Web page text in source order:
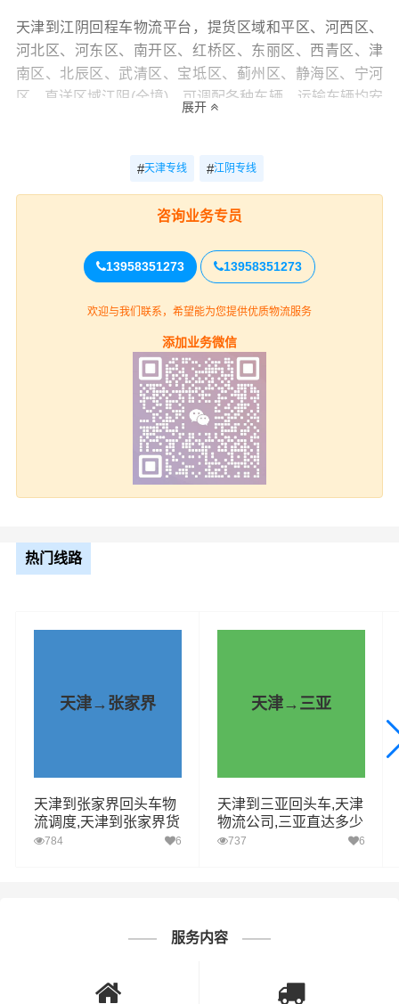
天津到江阴回程车物流平台，提货区域和平区、河西区、
河北区、河东区、南开区、红桥区、东丽区、西青区、津
南区、北辰区、武清区、宝坻区、蓟州区、静海区、宁河
区，直送区域江阴(全境)，可调配各种车辆，运输车辆均安
板车、甩挂厢式车、飞翼车（分单双）、仓栅式高栏车、
输要求交通优势和产业优势。
1、客户需清楚货物的具体重量和具体方数和货物名称以及
2、货物内不可携带管制器材以及易燃易爆等危险品，若有
隐瞒我司有权交由相关部门进行处理；
3、我司目前对于新客户发货仅支持运费现付或到付，若有
回单付、月结等其他支付方式，我司根据实际情况进行调
1、回程车整车运输配货直达，驾驶员会提前联系收货人，
天津到江阴回程车拉货搬家运大件，需要更多的回头货车
天津 - 江阴
车型：高栏车长：4.2米：货物名称：家具
联系人：高老板联系电话：137****5612
联系人：赵老板联系电话：199****1878
车型：高栏车长：6.8米：货物名称：日用品
展开
#天津专线 #江阴专线
咨询业务专员
13958351273 13958351273
欢迎与我们联系，希望能为您提供优质物流服务
添加业务微信
热门线路
天津→张家界
天津到张家界回头车物
流调度,天津到张家界货
运专线
784 6
天津→三亚
天津到三亚回头车,天津
物流公司,三亚直达多少
钱737 6
服务内容